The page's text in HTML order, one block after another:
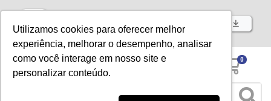
Utilizamos cookies para oferecer melhor
experiência, melhorar o desempenho, analisar
como você interage em nosso site e
personalizar conteúdo.
Baixe já nosso APP
0